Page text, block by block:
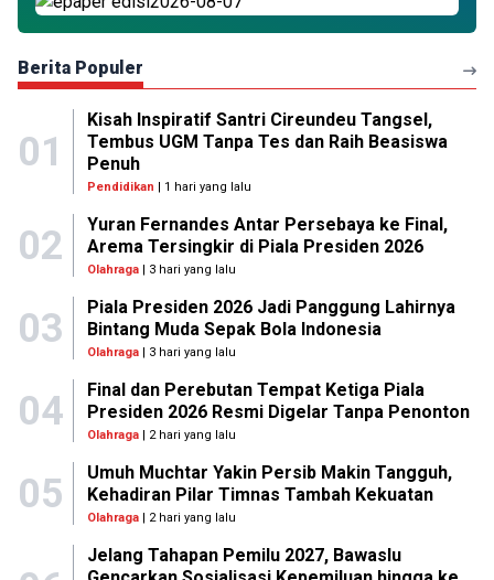
Berita Populer
01
Kisah Inspiratif Santri Cireundeu Tangsel,
Tembus UGM Tanpa Tes dan Raih Beasiswa
Penuh
Pendidikan | 1 hari yang lalu
02
Yuran Fernandes Antar Persebaya ke Final,
Arema Tersingkir di Piala Presiden 2026
Olahraga| 3 hari yang lalu
03
Piala Presiden 2026 Jadi Panggung Lahirnya
Bintang Muda Sepak Bola Indonesia
Olahraga| 3 hari yang lalu
04
Final dan Perebutan Tempat Ketiga Piala
Presiden 2026 Resmi Digelar Tanpa Penonton
Olahraga| 2 hari yang lalu
05
Umuh Muchtar Yakin Persib Makin Tangguh,
Kehadiran Pilar Timnas Tambah Kekuatan
Olahraga| 2 hari yang lalu
Jelang Tahapan Pemilu 2027, Bawaslu